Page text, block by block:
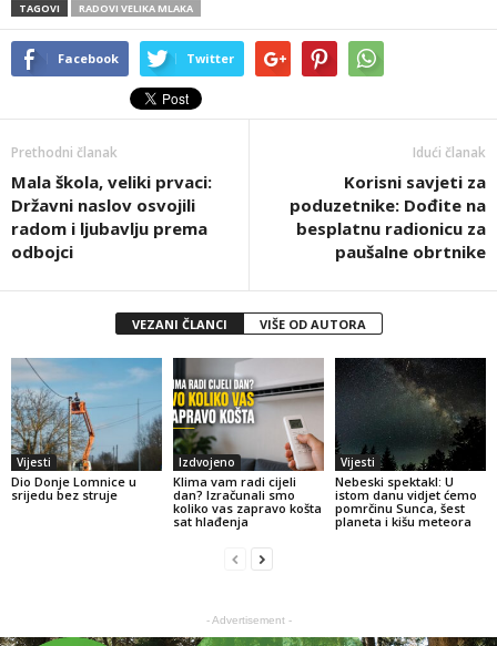
TAGOVI RADOVI VELIKA MLAKA
Facebook Twitter
Prethodni članak
Mala škola, veliki prvaci:
Državni naslov osvojili
radom i ljubavlju prema
odbojci
Idući članak
Korisni savjeti za
poduzetnike: Dođite na
besplatnu radionicu za
paušalne obrtnike
VEZANI ČLANCI VIŠE OD AUTORA
Vijesti
Dio Donje Lomnice u
srijedu bez struje
Izdvojeno
Klima vam radi cijeli
dan? Izračunali smo
koliko vas zapravo košta
sat hlađenja
Vijesti
Nebeski spektakl: U
istom danu vidjet ćemo
pomrčinu Sunca, šest
planeta i kišu meteora
- Advertisement -